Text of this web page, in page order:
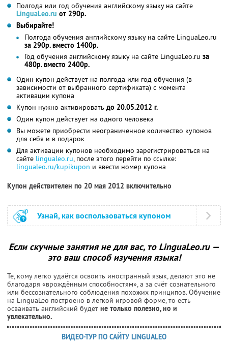
Полгода или год обучения английскому языку на сайте
LinguaLeo.ru от 290р.
Выбирайте!
Полгода обучения английскому языку на сайте LinguaLeo.ru
за 290р. вместо 1400р.
Год обучения английскому языку на сайте LinguaLeo.ru за
480р. вместо 2400р.
Один купон действует на полгода или год обучения (в
зависимости от выбранного сертификата) с момента
активации купона
Купон нужно активировать до 20.05.2012 г.
Один купон действует на одного человека
Вы можете приобрести неограниченное количество купонов
для себя и в подарок
Для активации купонов необходимо зарегистрироваться на
сайте lingualeo.ru, после этого перейти по ссылке:
lingualeo.ru/kupikupon и ввести номер купона
Купон действителен по 20 мая 2012 включительно
Узнай, как воспользоваться купоном
Если скучные занятия не для вас, то LinguaLeo.ru —
это ваш способ изучения языка!
Те, кому легко удаётся освоить иностранный язык, делают это не
благодаря «врождённым способностям», а за счёт сознательного
или бессознательного соблюдения похожих принципов. Обучение
на LinguaLeo построено в легкой игровой форме, то есть
осваивать английский будет не только полезно, но и
увлекательно.
ВИДЕО-ТУР ПО САЙТУ LINGUALEO